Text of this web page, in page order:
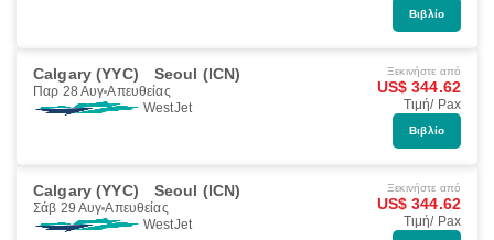
Βιβλίο
Calgary (YYC) Seoul (ICN)
Παρ 28 Αυγ Απευθείας
WestJet
Ξεκινήστε από
US$ 344.62
Τιμή/ Pax
Βιβλίο
Calgary (YYC) Seoul (ICN)
Σάβ 29 Αυγ Απευθείας
WestJet
Ξεκινήστε από
US$ 344.62
Τιμή/ Pax